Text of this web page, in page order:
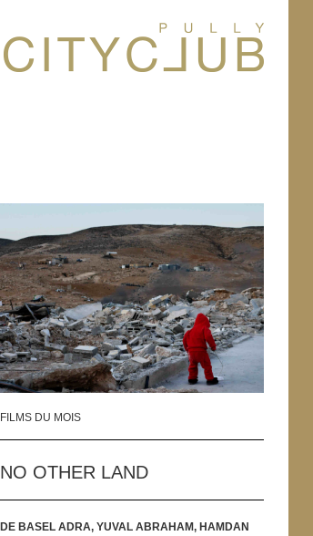
FILMS DU MOIS
NO OTHER LAND
DE BASEL ADRA, YUVAL ABRAHAM, HAMDAN